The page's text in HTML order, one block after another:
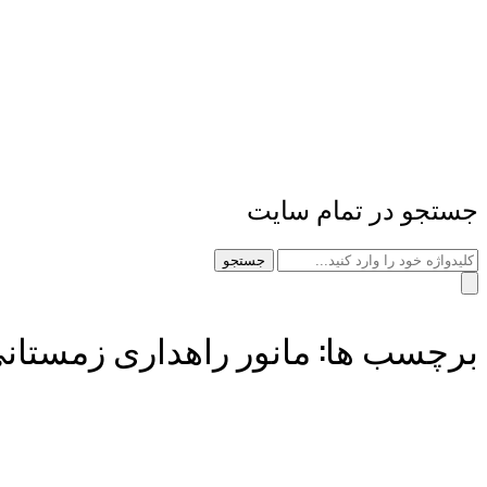
جستجو در تمام سایت
جستجو
برچسب ها: مانور راهداری